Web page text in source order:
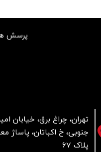
تهران، چراغ برق، خیابان
جنوبی، خ اکباتان، پاساژ
پلاک 67
پرسش